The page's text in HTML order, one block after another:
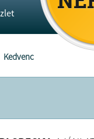
Kedvenc